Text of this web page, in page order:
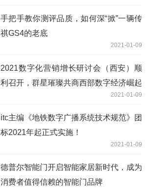
手把手教你测评品质，如何深“掀”一辆传
祺GS4的老底
2021-01-09
2021数字化营销增长研讨会（西安）顺
利召开，群星璀璨共商西部数字经济崛起
2021-01-09
itc主编《地铁数字广播系统技术规范》团
标2021年起正式实施！
2021-01-09
德普尔智能门开启智能家居新时代，成为
消费者值得信赖的智能门品牌